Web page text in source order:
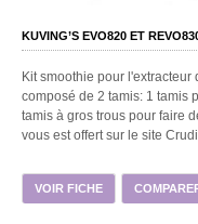
KUVING’S EVO820 ET
Kit smoothie pour l'extracteur
composé de 2 tamis: 1 tamis
tamis à gros trous pour faire
vous est offert sur le site
VOIR FICHE